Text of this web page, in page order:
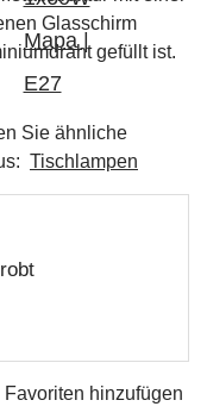
Glasschirm
gefüllt ist.
Sie ähnliche
Tischlampen
Favoriten hinzufügen